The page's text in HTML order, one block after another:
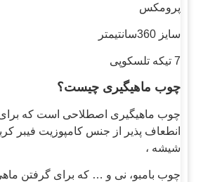
پرومکس
سایز 360سانتیمتر
7 تیکه تلسکوپی
چوب ماهیگیری چیست؟
چوب ماهیگیری اصطلاحی است که برای
انطعاف پذیر از جنس کامپوزیت فیبر
شیشه ،
چوب بامبو، نی و … که برای گرفتن